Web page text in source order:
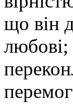
що він